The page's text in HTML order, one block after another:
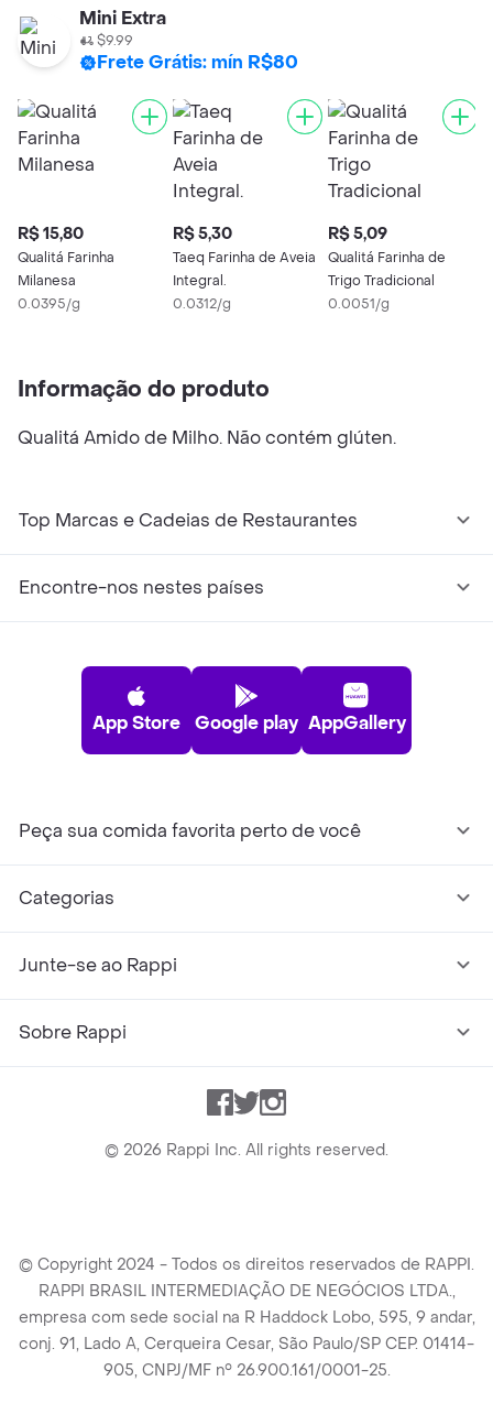
Mini Extra
$9.99
Frete Grátis: mín R$80
R$ 15,80
Qualitá Farinha
Milanesa
0.0395/g
R$ 5,30
Taeq Farinha de Aveia
Integral.
0.0312/g
R$ 5,09
Qualitá Farinha de
Trigo Tradicional
0.0051/g
Informação do produto
Qualitá Amido de Milho. Não contém glúten.
Top Marcas e Cadeias de Restaurantes
Encontre-nos nestes países
App Store Google play AppGallery
Peça sua comida favorita perto de você
Categorias
Junte-se ao Rappi
Sobre Rappi
Facebook
TwitterInstagram
© 2026 Rappi Inc. All rights reserved.
© Copyright 2024 - Todos os direitos reservados de RAPPI.
RAPPI BRASIL INTERMEDIAÇÃO DE NEGÓCIOS LTDA.,
empresa com sede social na R Haddock Lobo, 595, 9 andar,
conj. 91, Lado A, Cerqueira Cesar, São Paulo/SP CEP. 01414-
905, CNPJ/MF n° 26.900.161/0001-25.